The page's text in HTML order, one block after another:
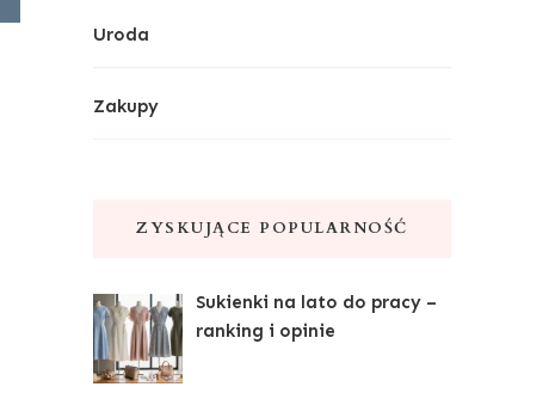
Uroda
Zakupy
ZYSKUJĄCE POPULARNOŚĆ
Sukienki na lato do pracy –
ranking i opinie